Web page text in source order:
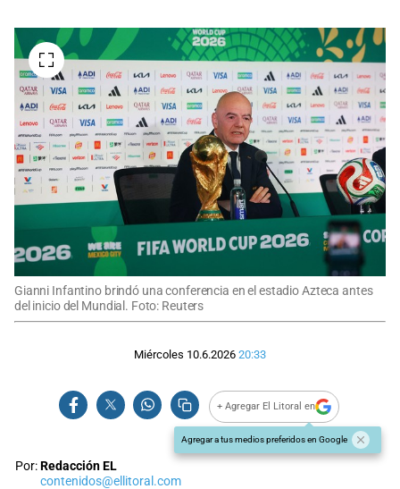
Gianni Infantino brindó una conferencia en el estadio Azteca antes
del inicio del Mundial. Foto: Reuters
Miércoles 10.6.2026 20:33
+ Agregar El Litoral en
Agregar a tus medios preferidos en Google
Por:Redacción EL
contenidos@ellitoral.com